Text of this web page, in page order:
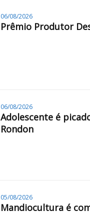
06/08/2026
Prêmio Produtor
06/08/2026
Adolescente é
Rondon
05/08/2026
Mandiocultura é